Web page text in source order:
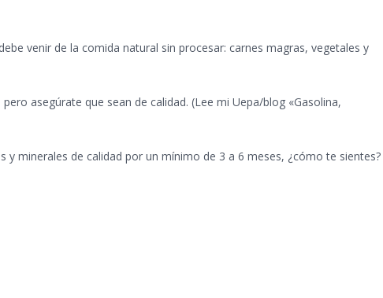
venir de la comida natural sin procesar: carnes magras, vegetales y
asegúrate que sean de calidad. (Lee mi Uepa/blog «Gasolina,
y minerales de calidad por un mínimo de 3 a 6 meses, ¿cómo te sientes?